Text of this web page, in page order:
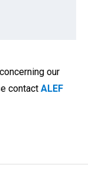
our
contact ALEF